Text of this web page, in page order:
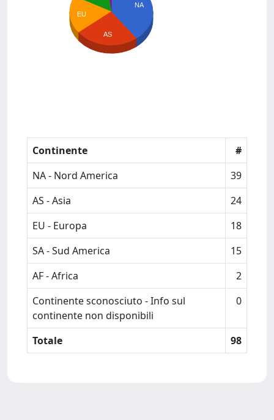
NA
EU
AS
Continente
#
NA - Nord America
39
AS - Asia
24
EU - Europa
18
SA - Sud America
15
AF - Africa
2
Continente sconosciuto - Info sul
continente non disponibili
0
Totale 98